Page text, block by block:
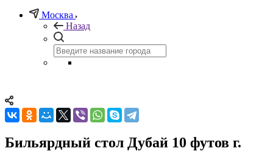
Москва
Назад
Бильярдный стол Дубай 10 футов г.